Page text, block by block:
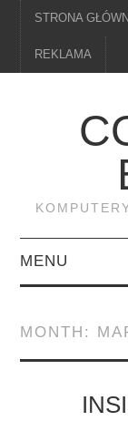
STRONA
REKLAMA
MENU
MONITORY
MONTH: